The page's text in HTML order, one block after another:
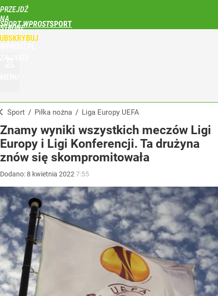
PRZEJDŹ
NA
STRONĘ
GŁÓWNĄ
SPORT WPROST
Sport / Piłka nożna / Liga Europy UEFA
Znamy wyniki wszystkich meczów Ligi
Europy i Ligi Konferencji. Ta drużyna
znów się skompromitowała
Dodano:8 kwietnia 2022 7:55